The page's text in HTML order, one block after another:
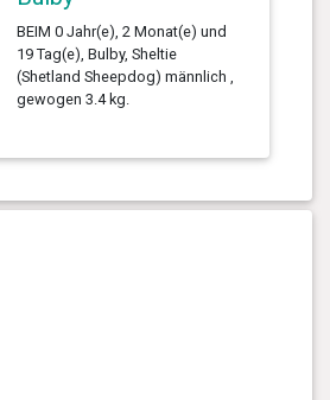
BEIM 0 Jahr(e), 2 Monat(e) und
19 Tag(e), Bulby, Sheltie
(Shetland Sheepdog) männlich ,
gewogen 3.4 kg.